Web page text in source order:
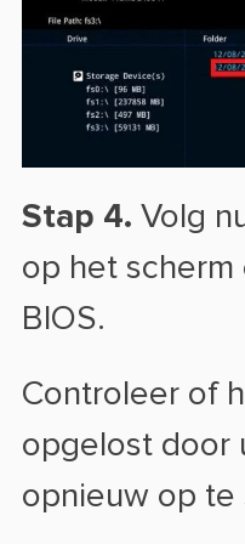
Stap 4. Volg
op het
BIOS.
Controleer of
opgelost door
opnieuw op te